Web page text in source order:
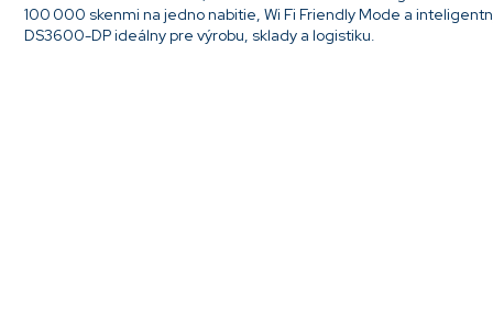
100 000 skenmi na jedno nabitie, Wi Fi Friendly Mode a
DS3600-DP ideálny pre výrobu, sklady a logistiku.